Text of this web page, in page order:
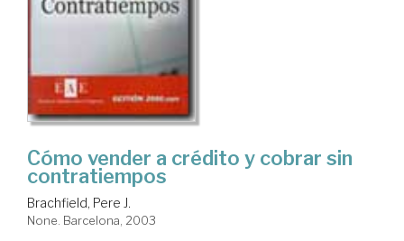
Cómo vender a crédito y cobrar sin
contratiempos
Brachfield, Pere J.
None. Barcelona, 2003